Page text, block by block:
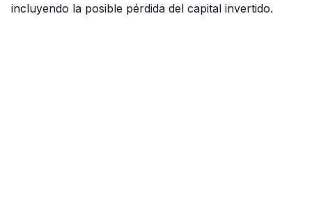
incluyendo la posible pérdida del capital invertido.